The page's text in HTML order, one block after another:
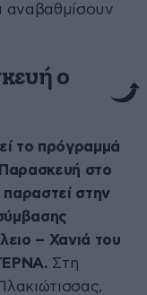
αναβαθμίσουν
ο
το πρόγραμμά
στο
στην
– Χανιά του
Στη